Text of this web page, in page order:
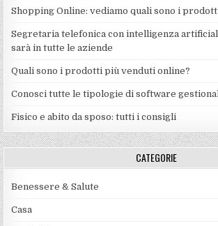
Shopping Online: vediamo quali sono i
Segretaria telefonica con intelligenza
sarà in tutte le aziende
Quali sono i prodotti più venduti online?
Conosci tutte le tipologie di software
Fisico e abito da sposo: tutti i consigli
CATEGORIE
Benessere & Salute
Casa